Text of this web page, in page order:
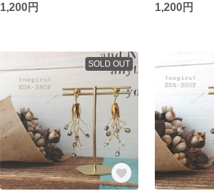
1,200円 1,200円
SOLD OUT